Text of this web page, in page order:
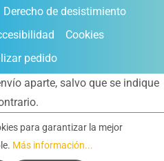
Derecho de desistimiento
Cookies
pedido
aparte, salvo que se indique
para garantizar la mejor
Más información...